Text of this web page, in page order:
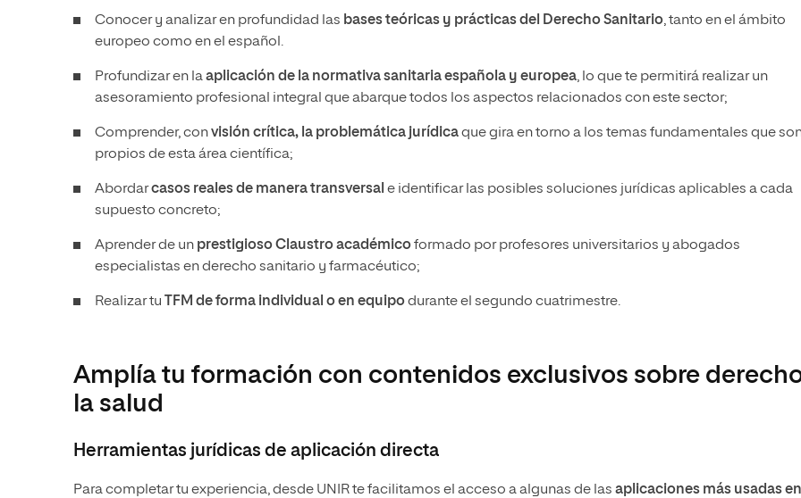
Conocer y analizar en profundidad las bases teóricas y prácticas del Derecho Sanitario, tanto en el ámbito
europeo como en el español.
Profundizar en laaplicación de la normativa sanitaria española y europea, lo que te permitirá realizar un
asesoramiento profesional integral que abarque todos los aspectos relacionados con este sector;
Comprender, convisión crítica, la problemática jurídicaque gira en torno a los temas fundamentales que
propios de esta área científica;
Abordarcasos reales de manera transversal e identificar las posibles soluciones jurídicas aplicables a cada
supuesto concreto;
Aprender de un prestigioso Claustro académicoformado por profesores universitarios y abogados
especialistas en derecho sanitario y farmacéutico;
Realizar tu TFM de forma individual o en equipodurante el segundo cuatrimestre.
Amplía tu formación con contenidos exclusivos sobre
la salud
Herramientas jurídicas de aplicación directa
Para completar tu experiencia, desde UNIR te facilitamos el acceso a algunas de las aplicaciones más usadas en